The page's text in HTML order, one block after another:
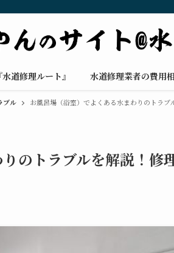
道修理ルート』 水道修理業者の費用
ブル お風呂場（浴室）でよくある水まわりのトラブ
のトラブルを解説！修